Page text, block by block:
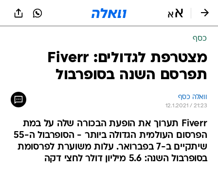
כסף
מצטרפת לגדולים: Fiverr
תפרסם השנה בסופרבול
וואלה כסף
12.1.2021 / 21:23
Fiverr תערוך את הופעת הבכורה שלה על במת
הפרסום העולמית הגדולה ביותר - הסופרבול ה-55
שיתקיים ב-7 בפברואר. עלות משוערת לפרסומת
בסופרבול השנה: 5.6 מיליון דולר לחצי דקה